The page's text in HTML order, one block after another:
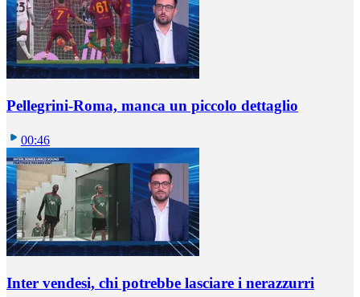
Pellegrini-Roma, manca un piccolo dettaglio
00:46
Inter vendesi, chi potrebbe lasciare i nerazzurri